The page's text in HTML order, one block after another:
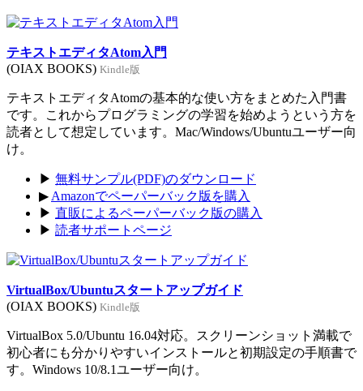
テキストエディタAtom入門
(OIAX BOOKS) Kindle版
テキストエディタAtomの基本的な使い方をまとめた入門書
です。これからプログラミングの学習を始めようという方を
読者として想定しています。Mac/Windows/Ubuntuユーザー向
け。
▶ 無料サンプル(PDF)のダウンロード
▶ Amazonでペーパーバック版を購入
▶ 直販によるペーパーバック版の購入
▶ 読者サポートページ
VirtualBox/Ubuntuスタートアップガイド
(OIAX BOOKS) Kindle版
VirtualBox 5.0/Ubuntu 16.04対応。スクリーンショット満載で
初心者にも分かりやすいインストールと初期設定の手順書で
す。Windows 10/8.1ユーザー向け。